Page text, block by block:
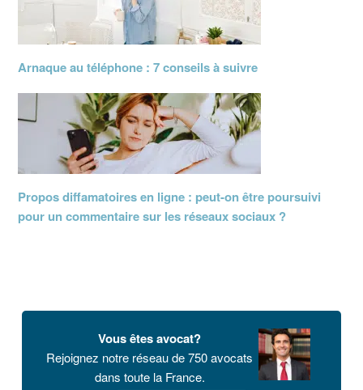
Arnaque au téléphone : 7 conseils à suivre
Propos diffamatoires en ligne : peut-on être poursuivi
pour un commentaire sur les réseaux sociaux ?
Vous êtes avocat?
Rejoignez notre réseau de 750 avocats
dans toute la France.